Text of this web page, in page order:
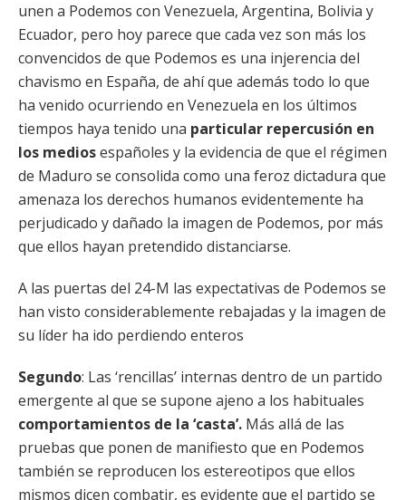
unen a Podemos con Venezuela, Argentina, Bolivia y
Ecuador, pero hoy parece que cada vez son más los
convencidos de que Podemos es una injerencia del
chavismo en España, de ahí que además todo lo que
ha venido ocurriendo en Venezuela en los últimos
tiempos haya tenido una particular repercusión en
los mediosespañoles y la evidencia de que el régimen
de Maduro se consolida como una feroz dictadura que
amenaza los derechos humanos evidentemente ha
perjudicado y dañado la imagen de Podemos, por más
que ellos hayan pretendido distanciarse.
A las puertas del 24-M las expectativas de Podemos se
han visto considerablemente rebajadas y la imagen de
su líder ha ido perdiendo enteros
Segundo: Las ‘rencillas’ internas dentro de un partido
emergente al que se supone ajeno a los habituales
comportamientos de la ‘casta’. Más allá de las
pruebas que ponen de manifiesto que en Podemos
también se reproducen los estereotipos que ellos
mismos dicen combatir, es evidente que el partido se